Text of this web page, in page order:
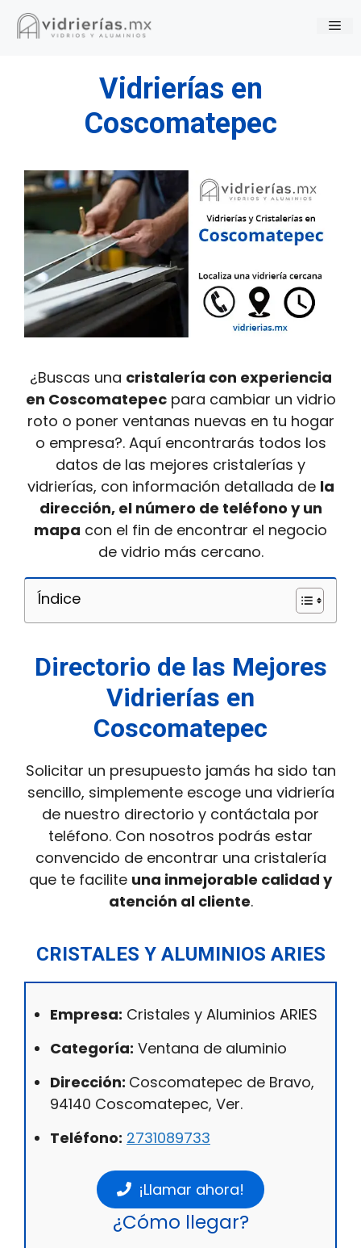
Saltar
Vidrierías en
Coscomatepec
¿Buscas una cristalería con experiencia
en Coscomatepecpara cambiar un vidrio
roto o poner ventanas nuevas en tu hogar
o empresa?. Aquí encontrarás todos los
datos de las mejores cristalerías y
vidrierías, con información detallada de la
dirección, el número de teléfono y un
mapa con el fin de encontrar el negocio
de vidrio más cercano.
Índice
Directorio de las Mejores
Vidrierías en
Coscomatepec
Solicitar un presupuesto jamás ha sido tan
sencillo, simplemente escoge una vidriería
de nuestro directorio y contáctala por
teléfono. Con nosotros podrás estar
convencido de encontrar una cristalería
que te facilite una inmejorable calidad y
atención al cliente.
CRISTALES Y ALUMINIOS ARIES
Empresa: Cristales y Aluminios ARIES
Categoría: Ventana de aluminio
Dirección: Coscomatepec de Bravo,
94140 Coscomatepec, Ver.
Teléfono: 2731089733
¡Llamar ahora!
¿Cómo llegar?